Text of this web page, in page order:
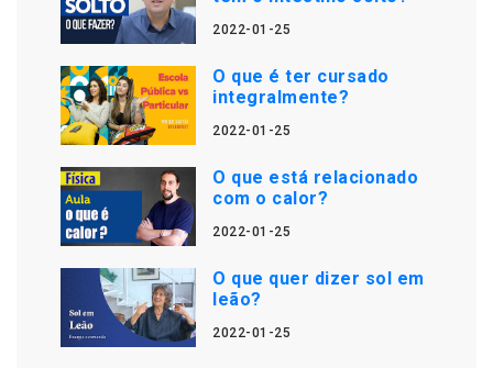
2022-01-25
O que é ter cursado
integralmente?
2022-01-25
O que está relacionado
com o calor?
2022-01-25
O que quer dizer sol em
leão?
2022-01-25